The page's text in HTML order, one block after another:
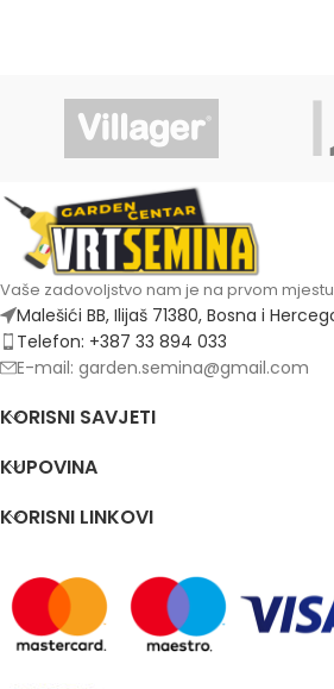
Vaše zadovoljstvo nam je na prvom
Malešići BB, Ilijaš 71380, Bosna i
Telefon: +387 33 894 033
E-mail: garden.semina@gmail.com
KORISNI SAVJETI
KUPOVINA
KORISNI LINKOVI